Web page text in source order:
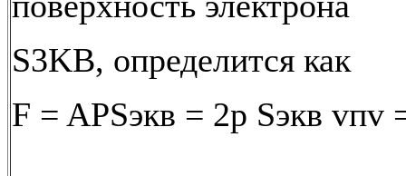
S3KB, определится как
F = APSэкв = 2p Sэкв vпv